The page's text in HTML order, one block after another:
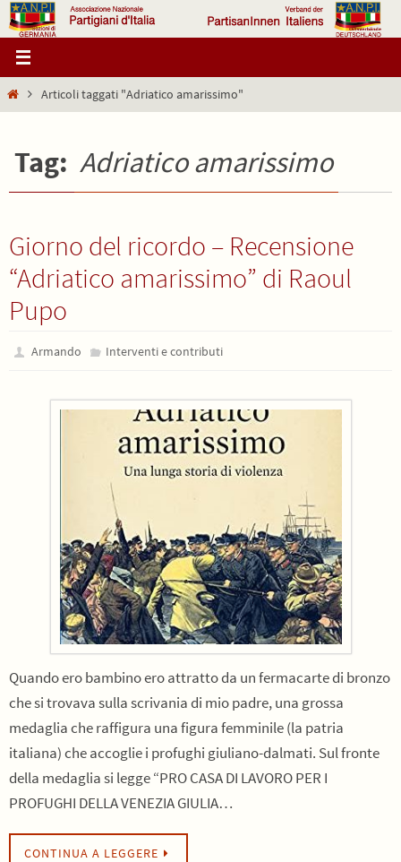
Salta
al
contenuto
HomeArticoli taggati "Adriatico amarissimo"
Tag: Adriatico amarissimo
Giorno del ricordo – Recensione
“Adriatico amarissimo” di Raoul
Pupo
Armando Interventi e contributi
Quando ero bambino ero attratto da un fermacarte di bronzo
che si trovava sulla scrivania di mio padre, una grossa
medaglia che raffigura una figura femminile (la patria
italiana) che accoglie i profughi giuliano-dalmati. Sul fronte
della medaglia si legge “PRO CASA DI LAVORO PER I
PROFUGHI DELLA VENEZIA GIULIA…
CONTINUA A LEGGERE